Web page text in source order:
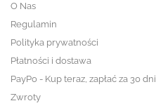
O Nas
Regulamin
Polityka prywatności
Płatności i dostawa
PayPo - Kup teraz, zapłać za 30 dni
Zwroty